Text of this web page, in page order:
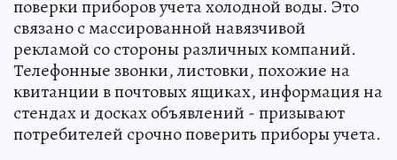
поверки приборов учета холодной воды. Это
связано с массированной навязчивой
рекламой со стороны различных компаний.
Телефонные звонки, листовки, похожие на
квитанции в почтовых ящиках, информация на
стендах и досках объявлений - призывают
потребителей срочно поверить приборы учета.